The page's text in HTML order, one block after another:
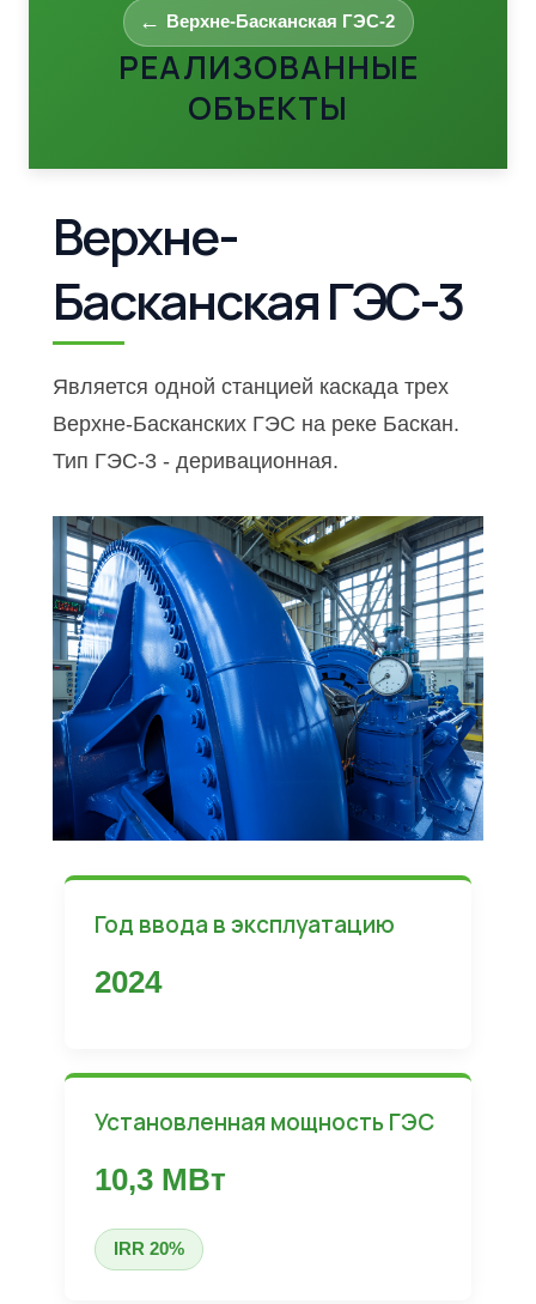
Верхне-Басканская ГЭС-2
РЕАЛИЗОВАННЫЕ
ОБЪЕКТЫ
Верхне-
Басканская ГЭС-3
Является одной станцией каскада трех
Верхне-Басканских ГЭС на реке Баскан.
Тип ГЭС-3 - деривационная.
Год ввода в эксплуатацию
2024
Установленная мощность ГЭС
10,3 МВт
IRR 20%